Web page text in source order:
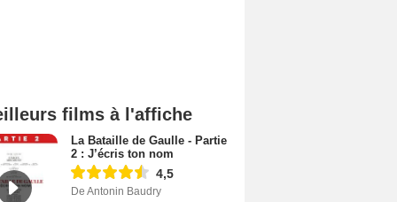
films à l'affiche
La Bataille de Gaulle - Partie
2 : J’écris ton nom
4,5
De Antonin Baudry